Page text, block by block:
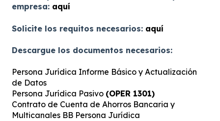
empresa: aquí
Solicite los requitos necesarios: aquí
Descargue los documentos necesarios:
Persona Jurídica Informe Básico y Actualización
de Datos
Persona Jurídica Pasivo (OPER 1301)
Contrato de Cuenta de Ahorros Bancaria y
Multicanales BB Persona Jurídica